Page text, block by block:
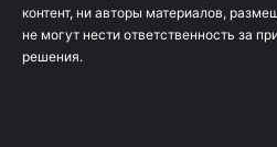
контент, ни авторы материалов,
не могут нести ответственность за
решения.